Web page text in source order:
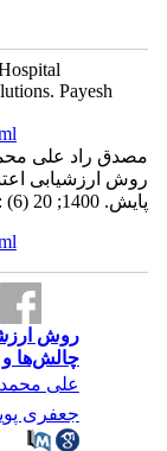
Hospital
Payesh
مصدق راد علی
روش ارزشیابی
پایش. 1400; 20 (6) :655-670
روش
چالش‌ها و
علی محمد
جعفری